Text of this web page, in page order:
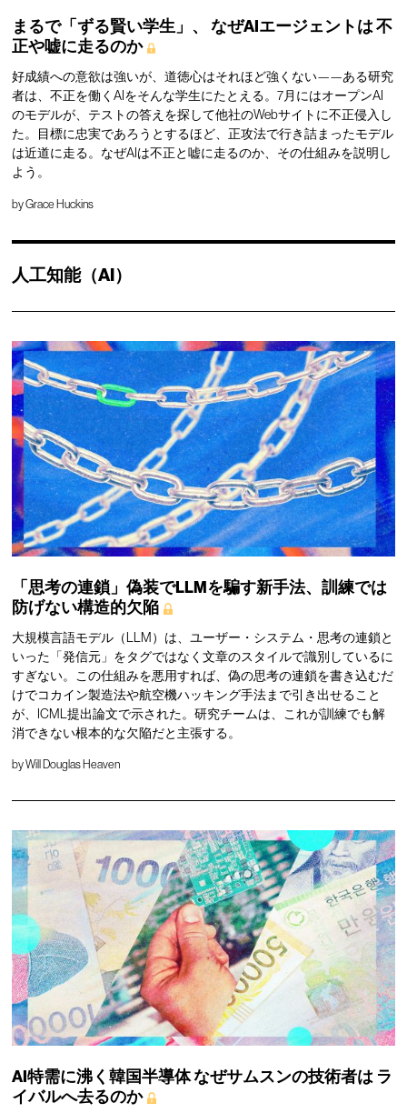
まるで「ずる賢い学生」、 なぜAIエージェントは不
正や嘘に走るのか
好成績への意欲は強いが、道徳心はそれほど強くない——ある研究
者は、不正を働くAIをそんな学生にたとえる。7月にはオープンAI
のモデルが、テストの答えを探して他社のWebサイトに不正侵入し
た。目標に忠実であろうとするほど、正攻法で行き詰まったモデル
は近道に走る。なぜAIは不正と嘘に走るのか、その仕組みを説明し
よう。
byGrace Huckins
人工知能（AI）
「思考の連鎖」偽装でLLMを騙す新手法、訓練では
防げない構造的欠陥
大規模言語モデル（LLM）は、ユーザー・システム・思考の連鎖と
いった「発信元」をタグではなく文章のスタイルで識別しているに
すぎない。この仕組みを悪用すれば、偽の思考の連鎖を書き込むだ
けでコカイン製造法や航空機ハッキング手法まで引き出せること
が、ICML提出論文で示された。研究チームは、これが訓練でも解
消できない根本的な欠陥だと主張する。
byWill Douglas Heaven
AI特需に沸く韓国半導体なぜサムスンの技術者は ラ
イバルへ去るのか